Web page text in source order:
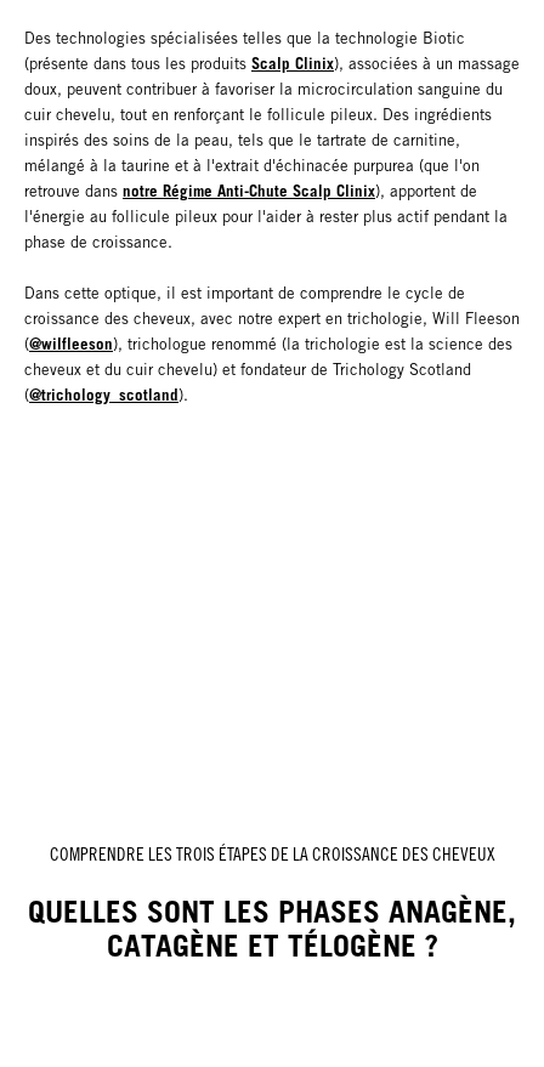
Des technologies spécialisées telles que la technologie Biotic
(présente dans tous les produits Scalp Clinix), associées à un massage
doux, peuvent contribuer à favoriser la microcirculation sanguine du
cuir chevelu, tout en renforçant le follicule pileux. Des ingrédients
inspirés des soins de la peau, tels que le tartrate de carnitine,
mélangé à la taurine et à l'extrait d'échinacée purpurea (que l'on
retrouve dans notre Régime Anti-Chute Scalp Clinix), apportent de
l'énergie au follicule pileux pour l'aider à rester plus actif pendant la
phase de croissance.
Dans cette optique, il est important de comprendre le cycle de
croissance des cheveux, avec notre expert en trichologie, Will Fleeson
(@wilfleeson), trichologue renommé (la trichologie est la science des
cheveux et du cuir chevelu) et fondateur de Trichology Scotland
(@trichology_scotland).
COMPRENDRE LES TROIS ÉTAPES DE LA CROISSANCE DES CHEVEUX
QUELLES SONT LES PHASES ANAGÈNE,
CATAGÈNE ET TÉLOGÈNE ?